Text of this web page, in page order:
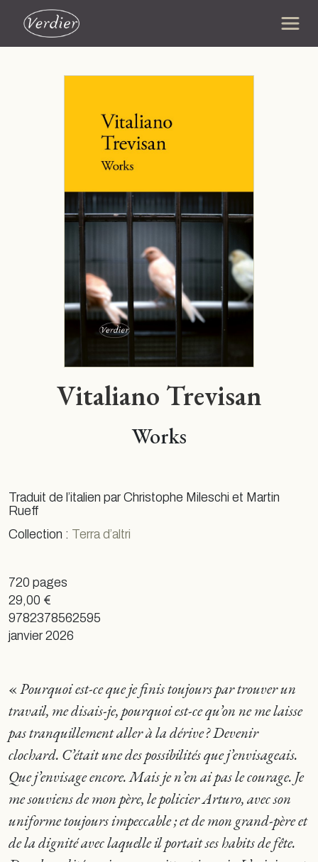
Vitaliano Trevisan
Works
Traduit de l’italien par Christophe Mileschi et Martin
Rueff
Collection : Terra d’altri
720 pages
29,00 €
9782378562595
janvier 2026
«Pourquoi est-ce que je finis toujours par trouver un
travail, me disais-je, pourquoi est-ce qu’on ne me laisse
pas tranquillement aller à la dérive ? Devenir
clochard. C’était une des possibilités que j’envisageais.
Que j’envisage encore. Mais je n’en ai pas le courage. Je
me souviens de mon père, le policier Arturo, avec son
uniforme toujours impeccable ; et de mon grand-père et
de la dignité avec laquelle il portait ses habits de fête.